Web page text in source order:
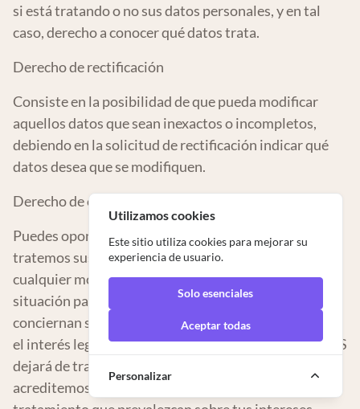
si está tratando o no sus datos personales, y en tal
caso, derecho a conocer qué datos trata.
Derecho de rectificación
Consiste en la posibilidad de que pueda modificar
aquellos datos que sean inexactos o incompletos,
debiendo en la solicitud de rectificación indicar qué
datos desea que se modifiquen.
Derecho de oposición
Puedes oponerte en cualquier momento a que
tratemos sus datos. Tiene derecho a oponerse en
cualquier momento, por motivos relacionados con su
situación particular, a que datos personales que te
conciernan sean objeto de un tratamiento basado en
el interés legítimo de la empresa. ETSELQUEMENGES
dejará de tratar los datos personales, salvo que
acreditemos motivos legítimos imperiosos para el
Utilizamos cookies
Este sitio utiliza cookies para mejorar su
experiencia de usuario.
Solo esenciales
Aceptar todas
Personalizar